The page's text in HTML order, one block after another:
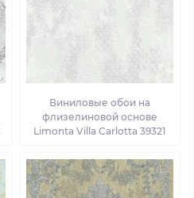
Виниловые обои на
флизелиновой основе
Limonta Villa Carlotta 39321